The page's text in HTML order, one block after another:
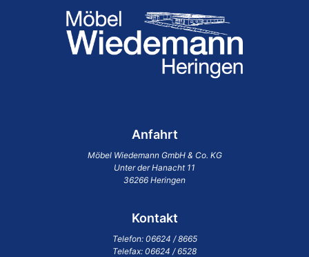
Anfahrt
Möbel Wiedemann GmbH & Co. KG
Unter der Hanacht 11
36266 Heringen
Kontakt
Telefon: 06624 / 8665
Telefax: 06624 / 6528